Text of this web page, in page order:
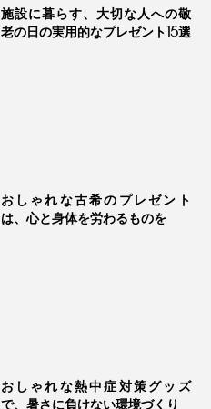
施設に暮らす、大切な人への敬
老の日の実用的なプレゼント15選
おしゃれな古希のプレゼント
は、心と身体を労わるものを
おしゃれな熱中症対策グッズ
で、暑さに負けない環境づくり